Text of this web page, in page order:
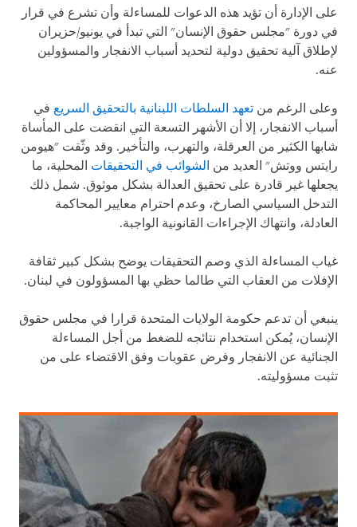
على الإدارة أن تؤيد هذه الدعوات للمساءلة وأن تشرع في قرار
في دورة "مجلس حقوق الإنسان" التي تبدأ في يونيو/حزيران
لإطلاق آلية تحقيق دولية لتحديد أسباب الانفجار والمسؤولين
عنه.
وعلى الرغم من تعهد السلطات اللبنانية بالتحقيق السريع في
أسباب الانفجار، إلا أن الأشهر التسعة التي انقضت على المأساة
شابها الكثير من العرقلة، والتهرب، والتأخير. وقد وثّقت "هيومن
رايتس ووتش" العديد من الشوائب في التحقيقات المحلية، ما
يجعلها غير قادرة على تحقيق العدالة بشكل موثوق. شمل ذلك
التدخل السياسي الصارخ، وعدم احترام معايير المحاكمة
العادلة، وانتهاك الإجراءات القانونية الواجبة.
غياب المساءلة الذي وصم التحقيقات يوضح بشكل كبير ثقافة
الإفلات من العقاب التي طالما حظي بها المسؤولون في لبنان.
ينبغي أن تدعم حكومة الولايات المتحدة قرارا في مجلس حقوق
الإنسان، يُمكن استخدام نتائجه للضغط من أجل المساءلة
الجنائية عن الانفجار وفرض عقوبات وفق الاقتضاء على من
تثبت مسؤوليته.